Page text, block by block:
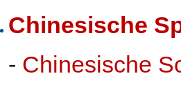
Chinesische
- Chinesische